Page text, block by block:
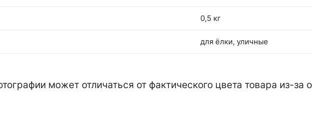
0,5 кг
для ёлки, уличные
может отличаться от фактического цвета товара из-за